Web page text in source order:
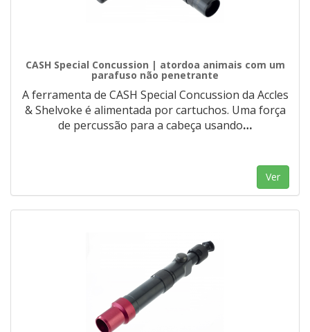
CASH Special Concussion | atordoa animais com um
parafuso não penetrante
A ferramenta de CASH Special Concussion da Accles
& Shelvoke é alimentada por cartuchos. Uma força
de percussão para a cabeça usando…
Ver